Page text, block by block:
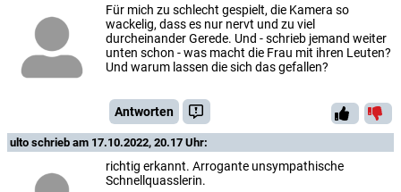
Für mich zu schlecht gespielt, die Kamera so
wackelig, dass es nur nervt und zu viel
durcheinander Gerede. Und - schrieb jemand weiter
unten schon - was macht die Frau mit ihren Leuten?
Und warum lassen die sich das gefallen?
Antworten
ulto schrieb am 17.10.2022, 20.17 Uhr:
richtig erkannt. Arrogante unsympathische
Schnellquasslerin.